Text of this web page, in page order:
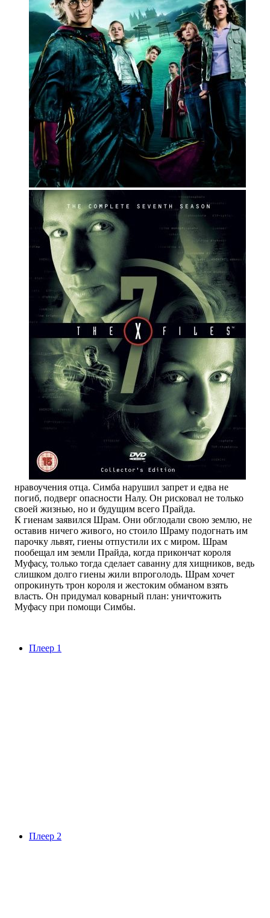
нравоучения отца. Симба нарушил запрет и едва не
погиб, подверг опасности Налу. Он рисковал не только
своей жизнью, но и будущим всего Прайда.
К гиенам заявился Шрам. Они обглодали свою землю, не
оставив ничего живого, но стоило Шраму подогнать им
парочку львят, гиены отпустили их с миром. Шрам
пообещал им земли Прайда, когда прикончат короля
Муфасу, только тогда сделает саванну для хищников, ведь
слишком долго гиены жили впроголодь. Шрам хочет
опрокинуть трон короля и жестоким обманом взять
власть. Он придумал коварный план: уничтожить
Муфасу при помощи Симбы.
Плеер 1
Плеер 2